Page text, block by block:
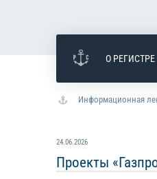
О РЕГИСТРЕ
Информационная
24.06.2026
Проекты